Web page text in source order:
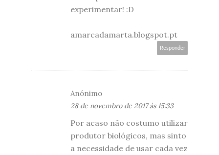
experimentar! :D
amarcadamarta.blogspot.pt
Responder
Anónimo
28 de novembro de 2017 às 15:33
Por acaso não costumo utilizar
produtor biológicos, mas sinto
a necessidade de usar cada vez